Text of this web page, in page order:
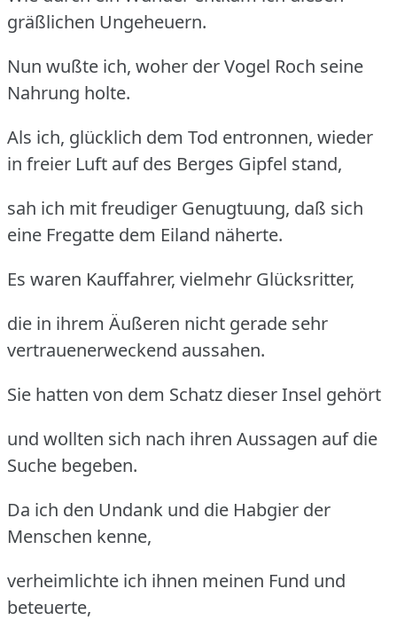
gräßlichen Ungeheuern.
Nun wußte ich, woher der Vogel Roch seine
Nahrung holte.
Als ich, glücklich dem Tod entronnen, wieder
in freier Luft auf des Berges Gipfel stand,
sah ich mit freudiger Genugtuung, daß sich
eine Fregatte dem Eiland näherte.
Es waren Kauffahrer, vielmehr Glücksritter,
die in ihrem Äußeren nicht gerade sehr
vertrauenerweckend aussahen.
Sie hatten von dem Schatz dieser Insel gehört
und wollten sich nach ihren Aussagen auf die
Suche begeben.
Da ich den Undank und die Habgier der
Menschen kenne,
verheimlichte ich ihnen meinen Fund und
beteuerte,